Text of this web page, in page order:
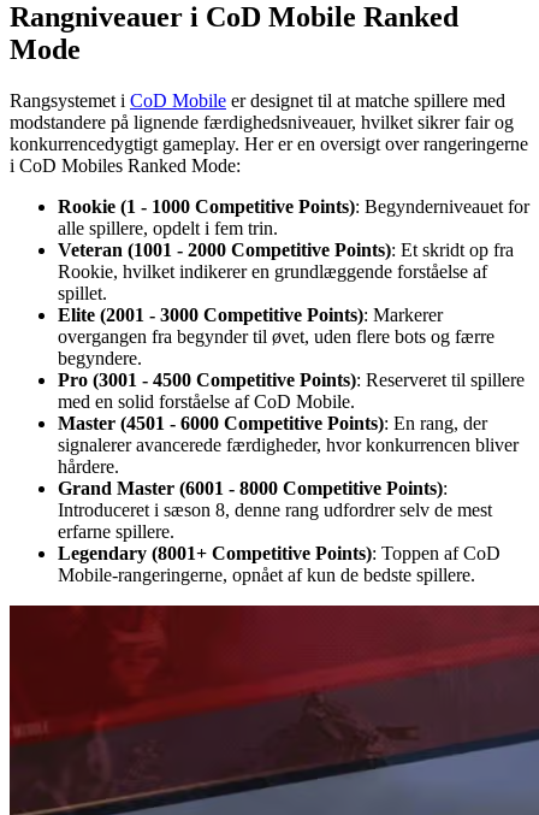
Rangniveauer i CoD Mobile Ranked
Mode
Rangsystemet i CoD Mobile er designet til at matche spillere med
modstandere på lignende færdighedsniveauer, hvilket sikrer fair og
konkurrencedygtigt gameplay. Her er en oversigt over rangeringerne
i CoD Mobiles Ranked Mode:
Rookie (1 - 1000 Competitive Points): Begynderniveauet for
alle spillere, opdelt i fem trin.
Veteran (1001 - 2000 Competitive Points): Et skridt op fra
Rookie, hvilket indikerer en grundlæggende forståelse af
spillet.
Elite (2001 - 3000 Competitive Points): Markerer
overgangen fra begynder til øvet, uden flere bots og færre
begyndere.
Pro (3001 - 4500 Competitive Points): Reserveret til spillere
med en solid forståelse af CoD Mobile.
Master (4501 - 6000 Competitive Points): En rang, der
signalerer avancerede færdigheder, hvor konkurrencen bliver
hårdere.
Grand Master (6001 - 8000 Competitive Points):
Introduceret i sæson 8, denne rang udfordrer selv de mest
erfarne spillere.
Legendary (8001+ Competitive Points): Toppen af CoD
Mobile-rangeringerne, opnået af kun de bedste spillere.